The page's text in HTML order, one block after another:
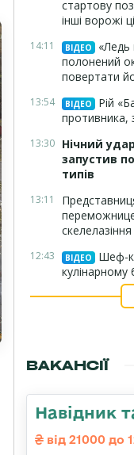
стартову
інші ворожі
14:11 ВІДЕО
«Ледь
полонений
повертати
13:54 ВІДЕО
Рій
13:30 Нічний
запустив
типів
13:11
скелелазіння
12:43 ВІДЕО
Шеф-
кулінарному
ВАКАНСІЇ
Навідник
від 21000 до